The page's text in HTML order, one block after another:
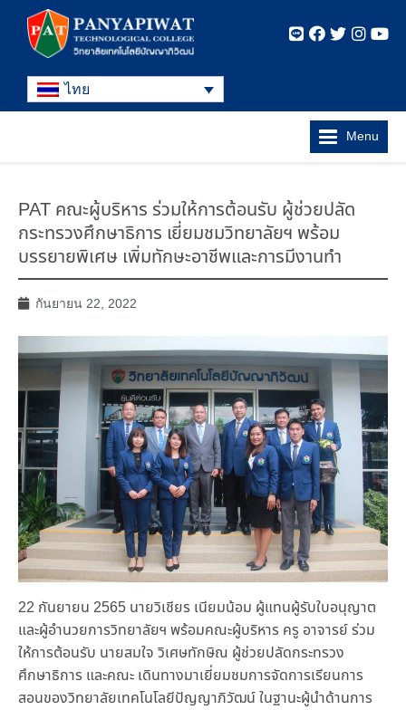
ไทย
Menu
PAT คณะผู้บริหาร ร่วมให้การต้อนรับ ผู้ช่วยปลัด
กระทรวงศึกษาธิการ เยี่ยมชมวิทยาลัยฯ พร้อม
บรรยายพิเศษ เพิ่มทักษะอาชีพและการมีงานทำ
กันยายน 22, 2022
22 กันยายน 2565 นายวิเชียร เนียมน้อม ผู้แทนผู้รับใบอนุญาต
และผู้อำนวยการวิทยาลัยฯ พร้อมคณะผู้บริหาร ครู อาจารย์ ร่วม
ให้การต้อนรับ นายสมใจ วิเศษทักษิณ ผู้ช่วยปลัดกระทรวง
ศึกษาธิการ และคณะ เดินทางมาเยี่ยมชมการจัดการเรียนการ
สอนของวิทยาลัยเทคโนโลยีปัญญาภิวัฒน์ ในฐานะผู้นำด้านการ